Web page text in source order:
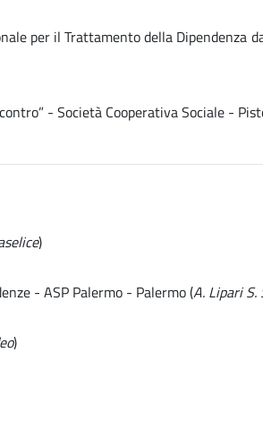
per il Trattamento della Dipendenza
- Società Cooperativa Sociale -
)
- ASP Palermo - Palermo (A. Lipari S.
)